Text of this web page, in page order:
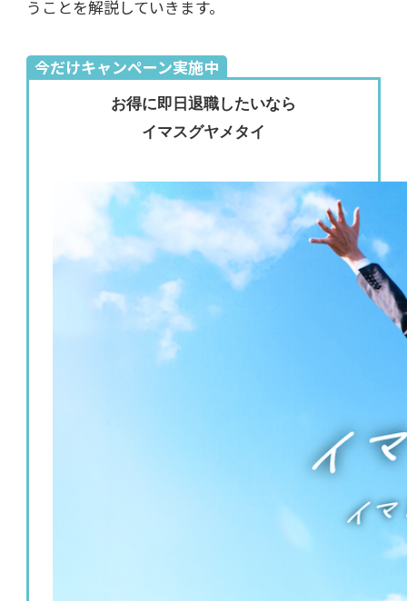
うことを解説していきます。
今だけキャンペーン実施中
お得に即日退職したいなら
イマスグヤメタイ